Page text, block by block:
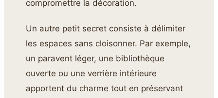
compromettre la décoration.
Un autre petit secret consiste à délimiter
les espaces sans cloisonner. Par exemple,
un paravent léger, une bibliothèque
ouverte ou une verrière intérieure
apportent du charme tout en préservant